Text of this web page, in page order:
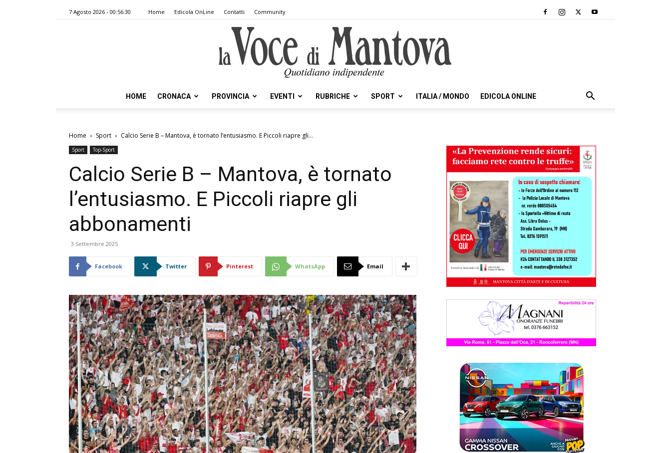
7 Agosto 2026 - 00:56:30 Home Edicola OnLine Contatti Community
Voce
Mantova
HOME CRONACA PROVINCIA EVENTI RUBRICHE SPORT ITALIA / MONDO EDICOLA ONLINE
Home Sport Calcio Serie B – Mantova, è tornato l’entusiasmo. E Piccoli riapre gli...
Sport Top-Sport
Calcio Serie B – Mantova, è tornato
l’entusiasmo. E Piccoli riapre gli
abbonamenti
3 Settembre 2025
Facebook Twitter Pinterest WhatsApp Email